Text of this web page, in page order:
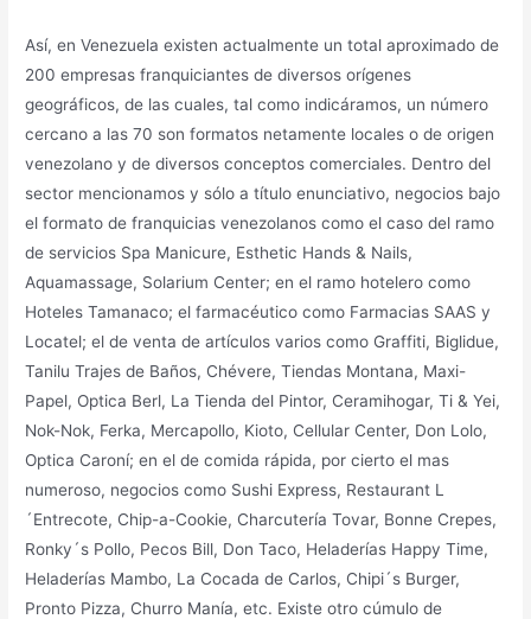
Así, en Venezuela existen actualmente un total aproximado de
200 empresas franquiciantes de diversos orígenes
geográficos, de las cuales, tal como indicáramos, un número
cercano a las 70 son formatos netamente locales o de origen
venezolano y de diversos conceptos comerciales. Dentro del
sector mencionamos y sólo a título enunciativo, negocios bajo
el formato de franquicias venezolanos como el caso del ramo
de servicios Spa Manicure, Esthetic Hands & Nails,
Aquamassage, Solarium Center; en el ramo hotelero como
Hoteles Tamanaco; el farmacéutico como Farmacias SAAS y
Locatel; el de venta de artículos varios como Graffiti, Biglidue,
Tanilu Trajes de Baños, Chévere, Tiendas Montana, Maxi-
Papel, Optica Berl, La Tienda del Pintor, Ceramihogar, Ti & Yei,
Nok-Nok, Ferka, Mercapollo, Kioto, Cellular Center, Don Lolo,
Optica Caroní; en el de comida rápida, por cierto el mas
numeroso, negocios como Sushi Express, Restaurant L
´Entrecote, Chip-a-Cookie, Charcutería Tovar, Bonne Crepes,
Ronky´s Pollo, Pecos Bill, Don Taco, Heladerías Happy Time,
Heladerías Mambo, La Cocada de Carlos, Chipi´s Burger,
Pronto Pizza, Churro Manía, etc. Existe otro cúmulo de